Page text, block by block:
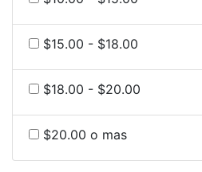
$15.00 - $18.00
$18.00 - $20.00
$20.00 o mas